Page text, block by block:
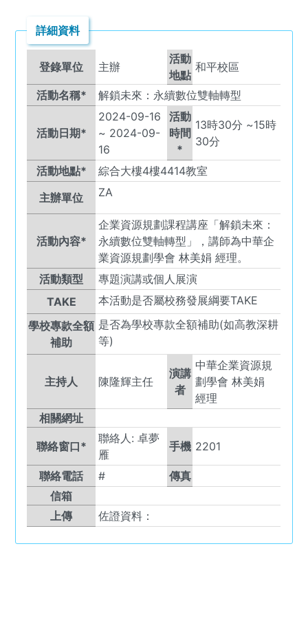
詳細資料
登錄單位 主辦
活動
地點
和平校區
活動名稱* 解鎖未來：永續數位雙軸轉型
活動日期*
2024-09-16
~ 2024-09-
16
活動
時間
*
13時30 分 ~15時
30分
活動地點*
綜合大樓4樓4414教室
主辦單位
ZA
活動內容*
企業資源規劃課程講座「解鎖未來：
永續數位雙軸轉型」，講師為中華企
業資源規劃學會 林美娟 經理。
活動類型
專題演講或個人展演
TAKE
本活動是否屬校務發展綱要TAKE
學校專款全額
補助
是否為學校專款全額補助(如高教深耕
等)
主持人 陳隆輝主任
演講
者
中華企業資源規
劃學會 林美娟
經理
相關網址
聯絡窗口*
聯絡人: 卓夢
雁
手機 2201
聯絡電話 #
傳真
信箱
上傳
佐證資料：